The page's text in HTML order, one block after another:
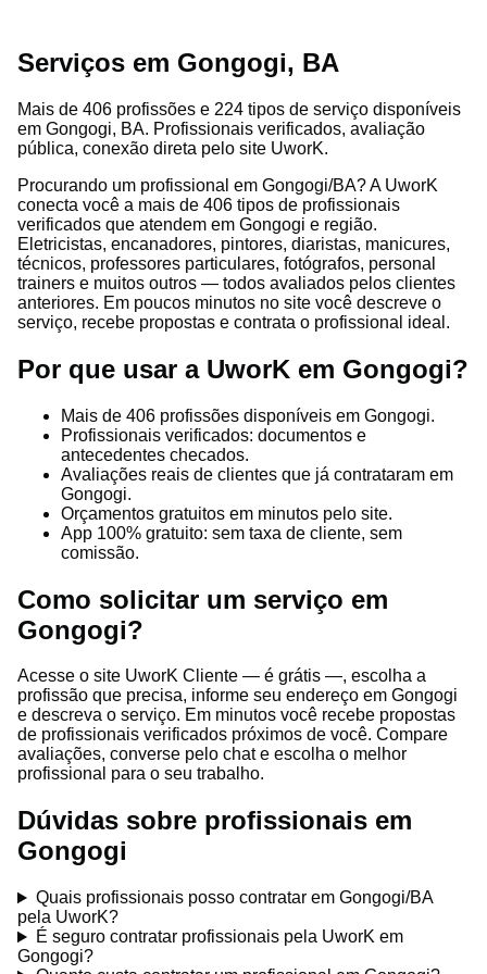
Serviços em Gongogi, BA
Mais de 406 profissões e 224 tipos de serviço disponíveis
em Gongogi, BA. Profissionais verificados, avaliação
pública, conexão direta pelo site UworK.
Procurando um profissional em Gongogi/BA? A UworK
conecta você a mais de 406 tipos de profissionais
verificados que atendem em Gongogi e região.
Eletricistas, encanadores, pintores, diaristas, manicures,
técnicos, professores particulares, fotógrafos, personal
trainers e muitos outros — todos avaliados pelos clientes
anteriores. Em poucos minutos no site você descreve o
serviço, recebe propostas e contrata o profissional ideal.
Por que usar a UworK em Gongogi?
Mais de 406 profissões disponíveis em Gongogi.
Profissionais verificados: documentos e
antecedentes checados.
Avaliações reais de clientes que já contrataram em
Gongogi.
Orçamentos gratuitos em minutos pelo site.
App 100% gratuito: sem taxa de cliente, sem
comissão.
Como solicitar um serviço em
Gongogi?
Acesse o site UworK Cliente — é grátis —, escolha a
profissão que precisa, informe seu endereço em Gongogi
e descreva o serviço. Em minutos você recebe propostas
de profissionais verificados próximos de você. Compare
avaliações, converse pelo chat e escolha o melhor
profissional para o seu trabalho.
Dúvidas sobre profissionais em
Gongogi
Quais profissionais posso contratar em Gongogi/BA
pela UworK?
É seguro contratar profissionais pela UworK em
Gongogi?